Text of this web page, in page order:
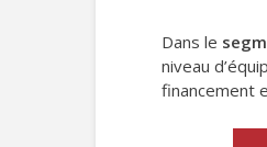
Dans le
niveau
financement